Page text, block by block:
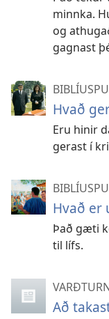
minnka.
og
gagnast
Hvað
Eru hinir
gerast í
Hvað er
Það gæti
til lífs.
Að